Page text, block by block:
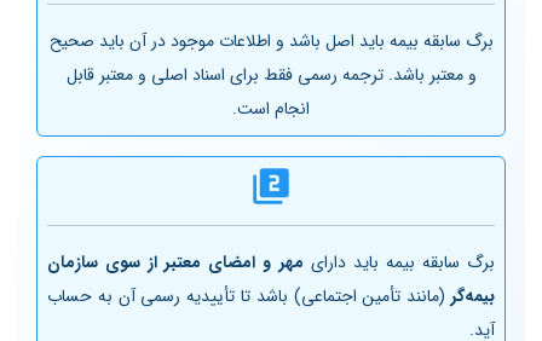
برگ سابقه بیمه باید اصل باشد و اطلاعات موجود در آن باید صحیح
و معتبر باشد. ترجمه رسمی فقط برای اسناد اصلی و معتبر قابل
انجام است.
برگ سابقه بیمه باید دارای مهر و امضای معتبر از سوی سازمان
بیمه‌گر (مانند تأمین اجتماعی) باشد تا تأییدیه رسمی آن به حساب
آید.